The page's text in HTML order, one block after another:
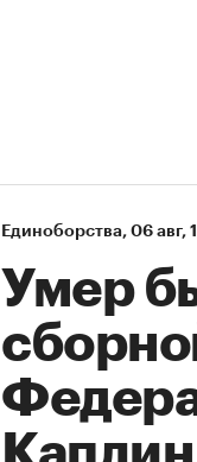
Единоборства⁠, 06 авг,
Умер